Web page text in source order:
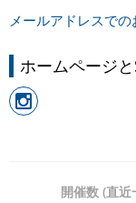
メールアドレスで
ホームページと
開催数 (直近